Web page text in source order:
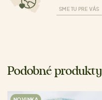
SME TU PRE VÁS
Podobné produkty